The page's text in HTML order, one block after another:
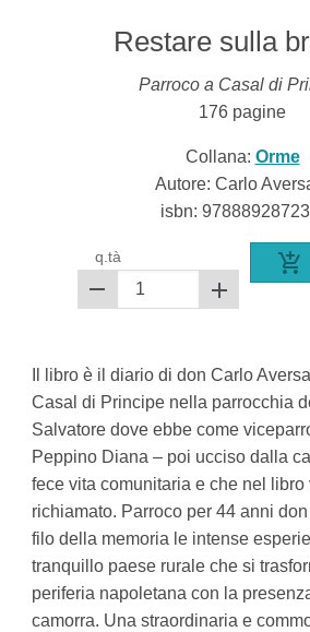
Restare sulla
Parroco a Casal di
176pagine
Collana: Orme
Autore: Carlo
isbn:
q.tà
Il libro è il diario di don Carlo
Casal di Principe nella parrocchia
Salvatore dove ebbe come
Peppino Diana – poi ucciso dalla
fece vita comunitaria e che nel
richiamato. Parroco per 44 anni
filo della memoria le intense
tranquillo paese rurale che si
periferia napoletana con la
camorra. Una straordinaria e